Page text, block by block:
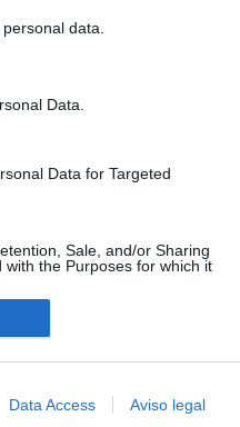
data.
Data.
Data for Targeted
Sale, and/or Sharing
the Purposes for which it
Data Access Aviso legal